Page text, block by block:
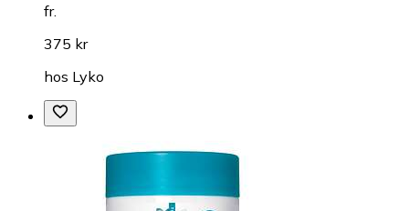
fr.
375 kr
hos Lyko